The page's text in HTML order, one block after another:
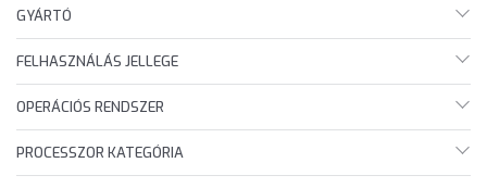
GYÁRTÓ
FELHASZNÁLÁS JELLEGE
OPERÁCIÓS RENDSZER
PROCESSZOR KATEGÓRIA